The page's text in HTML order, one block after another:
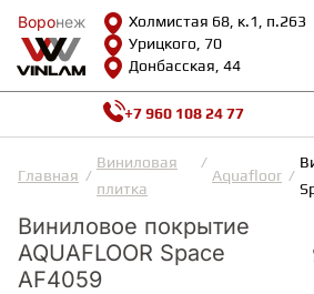
Воронеж
Холмистая 68, к.1, п.263
Урицкого, 70
Донбасская, 44
Воронеж
КАТАЛОГ
Возврат и гарантии
Сотрудничество
Вопросы и ответы
ВИНИЛОВАЯ
+7 960 108 24 77
Главная
Виниловая
плитка
Aquafloor
Виниловое покрытие
AQUAFLOOR Space
AF4059